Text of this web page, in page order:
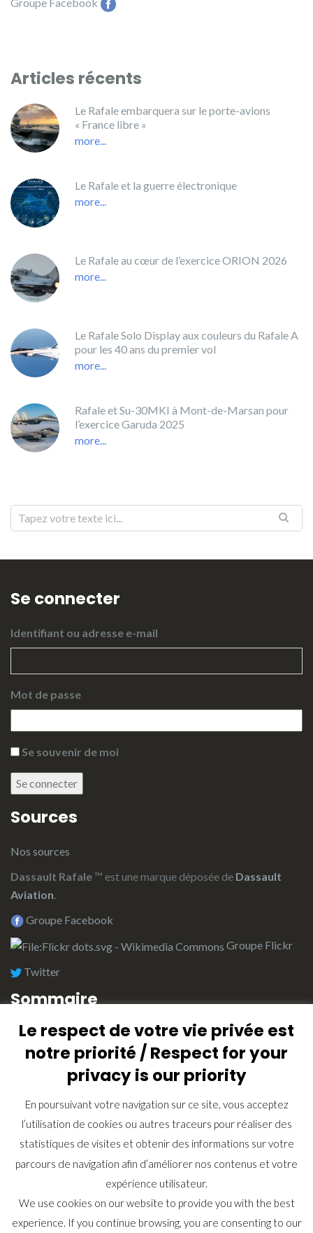
Articles récents
Le Rafale embarquera sur le porte-avions
« France libre »
more...
Le Rafale et la guerre électronique
more...
Le Rafale au cœur de l’exercice ORION 2026
more...
Le Rafale Solo Display aux couleurs du Rafale A
pour les 40 ans du premier vol
more...
Rafale et Su-30MKI à Mont-de-Marsan pour
l’exercice Garuda 2025
more...
Se connecter
Identifiant ou adresse e-mail
Mot de passe
Se souvenir de moi
Se connecter
Sources
Nos sources
Dassault Rafale™ est une marque déposée de Dassault
Aviation
Groupe Facebook
Groupe Flickr
Twitter
Sommaire
L’équipe de rédaction
Plan du site (Index)
Retrouvez ici tous les articles
Lexique
Recherche
Le respect de votre vie privée est
notre priorité / Respect for your
privacy is our priority
En poursuivant votre navigation sur ce site, vous acceptez
l’utilisation de cookies ou autres traceurs pour réaliser des
statistiques de visites et obtenir des informations sur votre
parcours de navigation afin d’améliorer nos contenus et votre
expérience utilisateur.
We use cookies on our website to provide you with the best
experience. If you continue browsing, you are consenting to our